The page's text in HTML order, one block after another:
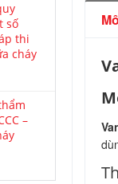
số
thi
cháy
–